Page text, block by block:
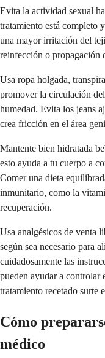
Evita la actividad sexual
tratamiento está completo
una mayor irritación del
reinfección o propagación
Usa ropa holgada,
promover la circulación
humedad. Evita los jeans
crea fricción en el área
Mantente bien hidratada
esto ayuda a tu cuerpo a
Comer una dieta
inmunitario, como la
recuperación.
Usa analgésicos de venta
según sea necesario para
cuidadosamente las
pueden ayudar a
tratamiento recetado surte
Cómo
médico